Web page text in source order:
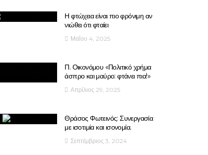
Η φτώχεια είναι πιο φρόνιμη αν
νιώθει ότι φταίει
Μαΐου 4, 2025
Π. Οικονόμου «Πολιτικό χρήμα
άσπρο και μαύρο: φτάνει πια!»
Απρίλιος 29, 2025
Θράσος Φωτεινός: Συνεργασία
με ισοτιμία και ισονομία.
Σεπτέμβριος 3, 2024